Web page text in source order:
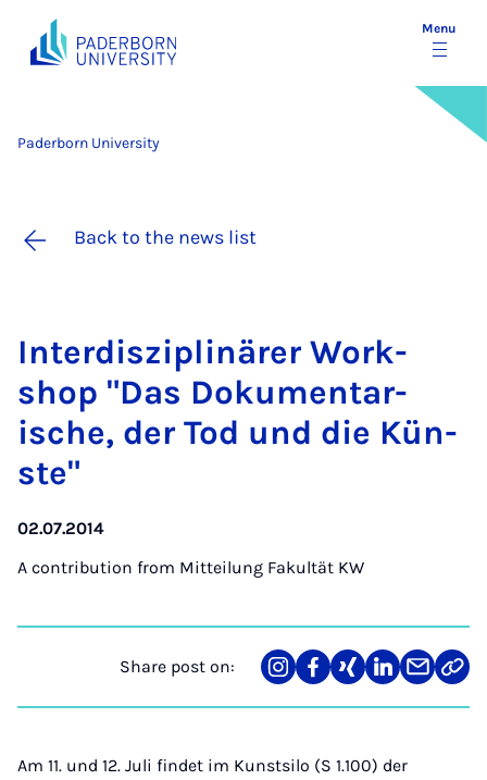
Menu
Paderborn University
Back to the news list
In­ter­d­iszip­linärer Work­
shop "Das Dok­u­ment­ar­
ische, der Tod und die Kün­
ste"
02.07.2014
A contribution from Mitteilung Fakultät KW
Share post on:
Share
on
Teilen
auf
Teilen
auf
Teilen
auf
Teilen
über
Link
Am 11. und 12. Juli findet im Kunstsilo (S 1.100) der